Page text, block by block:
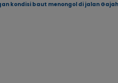
kondisi baut menongol di jalan